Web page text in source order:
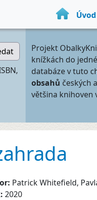
Úvod
Projekt
knížkách do
databáze v tuto
obsahů českých
většina knihoven
Patrick Whitefield,
2020